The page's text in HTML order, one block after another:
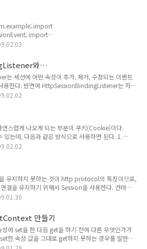
클래스에서 static int 변수를 두어서 요청한
BasicCounter.jsp에서는 page 지시자를 사용하여
Counter 객체를 사용해서 카운트를 ..
import
import
public class BeerSessionCounter
{ return activeSessions; } @Override public
arg0) { // TODO Auto-generated
와
세션에 어떤 속성이 추가, 제거, 수정되는 이벤트
용한다. 반면에 HttpSessionBindingListener는 자신
지, 제거 되었는지 알기 위하여 사용한다. package
public class Dog implements
{ private String breed; public Dog(String
연스럽게 나오게 되는 부분이 쿠키(Cookie)이다.
있는데, 다음과 같은 방식으로 사용하면 된다. 1.
= new Cookie("username", name); 2.
4. Request에서 Cookie 일어오기
for(int i = 0 ; i
유지하지 못하는 것이 http protocol의 특징이므로,
결을 유지하기 위해서 Session을 사용한다. 컨테이
발행하고, 해당 Session ID와 Cookie를 맵핑 한 다음
로 사용할 수 있다. HttpSession session =
하게 되면, request로부터 세션 ID를 가지고 올 수
객체에 보낼 쿠키도 생성하게 된다. * 세션이
으로 새롭게 만들게 되었는지를..
만들기
에 set을 한 다음 get을 하기 전에 다른 무엇인가가
한 속성 값을 그대로 get하지 못하는 경우를 말한다.
전이 보장되지 못한다. 즉 다음과 같이 코딩하게 되